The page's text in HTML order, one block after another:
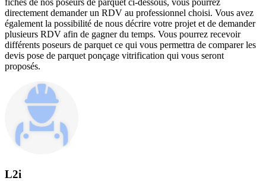
directement demander un RDV au professionnel choisi. Vous avez
également la possibilité de nous décrire votre projet et de demander
plusieurs RDV afin de gagner du temps. Vous pourrez recevoir
différents poseurs de parquet ce qui vous permettra de comparer les
devis pose de parquet ponçage vitrification qui vous seront
proposés.
L2i